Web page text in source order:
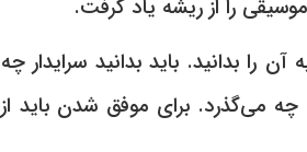
را از ریشه یاد گرفت.
را بدانید. باید بدانید سرایدار چه
می‌گذرد. برای موفق شدن باید از